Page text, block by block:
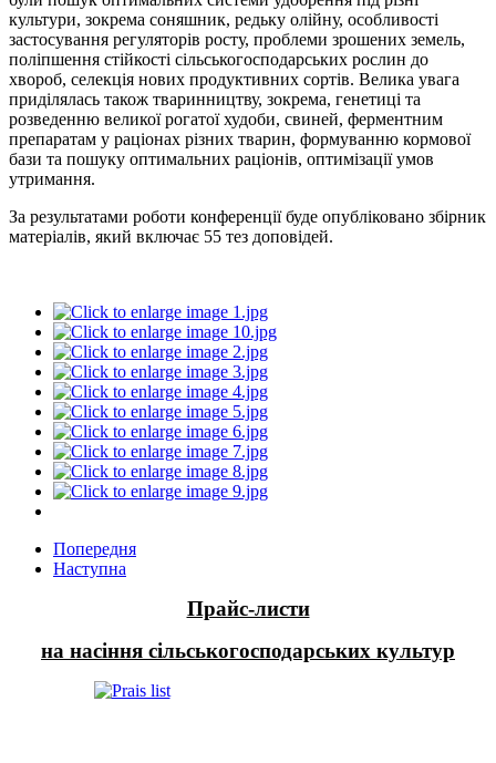
культури, зокрема соняшник, редьку олійну, особливості
застосування регуляторів росту, проблеми зрошених земель,
поліпшення стійкості сільськогосподарських рослин до
хвороб, селекція нових продуктивних сортів. Велика увага
приділялась також тваринництву, зокрема, генетиці та
розведенню великої рогатої худоби, свиней, ферментним
препаратам у раціонах різних тварин, формуванню кормової
бази та пошуку оптимальних раціонів, оптимізації умов
утримання.
За результатами роботи конференції буде опубліковано збірник
матеріалів, який включає 55 тез доповідей.
Попередня
Наступна
Прайс-листи
на насіння сільськогосподарських культур